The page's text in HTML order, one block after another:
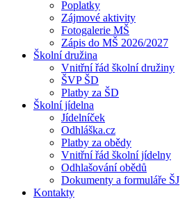
Poplatky
Zájmové aktivity
Fotogalerie MŠ
Zápis do MŠ 2026/2027
Školní družina
Vnitřní řád školní družiny
ŠVP ŠD
Platby za ŠD
Školní jídelna
Jídelníček
Odhláška.cz
Platby za obědy
Vnitřní řád školní jídelny
Odhlašování obědů
Dokumenty a formuláře ŠJ
Kontakty